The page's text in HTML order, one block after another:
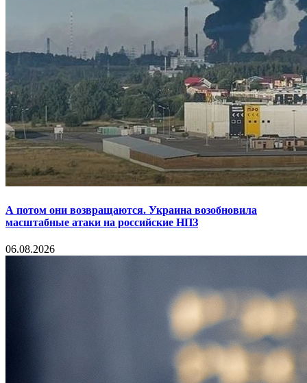
А потом они возвращаются. Украина возобновила
масштабные атаки на российские НПЗ
06.08.2026